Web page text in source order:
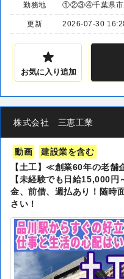
勤務地 ①②③④千葉県市
更新 2026-07-30
お気に入り追加
株式会社 三恵工業
動画
建設業を含む
【土工】≪創業60年の老舗
【未経験でも日給15,000
金、前借、週払あり！随時
さい！